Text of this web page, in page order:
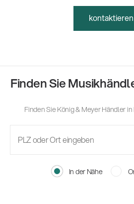
kontaktieren
Finden Sie
Finden Sie König & Meyer Händler
In der Nähe